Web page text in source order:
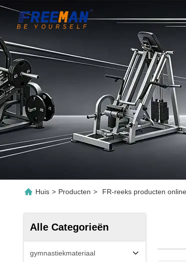
Huis > Producten > FR-reeks producten online
Alle Categorieën
gymnastiekmateriaal